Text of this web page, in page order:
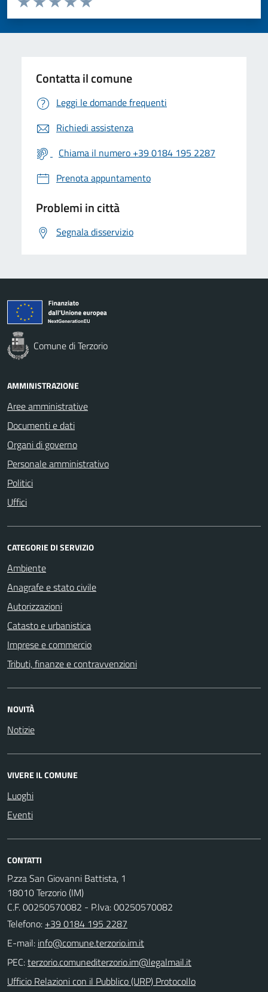
Valuta 5 stelle su 5
Valuta 4 stelle su 5
Valuta 3 stelle su 5
Valuta 2 stelle su 5
Valuta 1 stelle su 5
Contatta il comune
Leggi le domande frequenti
Richiedi assistenza
Chiama il numero +39 0184 195 2287
Prenota appuntamento
Problemi in città
Segnala disservizio
Comune di Terzorio
AMMINISTRAZIONE
Aree amministrative
Documenti e dati
Organi di governo
Personale amministrativo
Politici
Uffici
CATEGORIE DI SERVIZIO
Ambiente
Anagrafe e stato civile
Autorizzazioni
Catasto e urbanistica
Imprese e commercio
Tributi, finanze e contravvenzioni
NOVITÀ
Notizie
VIVERE IL COMUNE
Luoghi
Eventi
CONTATTI
P.zza San Giovanni Battista, 1
18010 Terzorio (IM)
C.F. 00250570082 - P.Iva: 00250570082
Telefono: +39 0184 195 2287
E-mail:
PEC:
Ufficio Relazioni con il Pubblico (URP) Protocollo